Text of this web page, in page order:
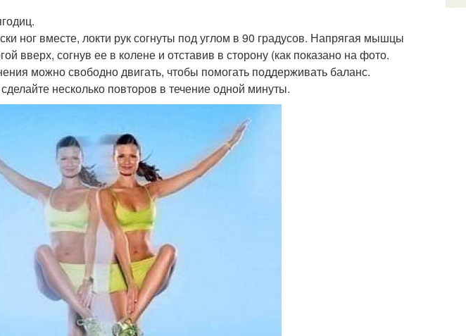
ног вместе, локти рук согнуты под углом в 90 градусов. Напрягая мышцы
вверх, согнув ее в колене и отставив в сторону (как показано на фото.
можно свободно двигать, чтобы помогать поддерживать баланс.
несколько повторов в течение одной минуты.